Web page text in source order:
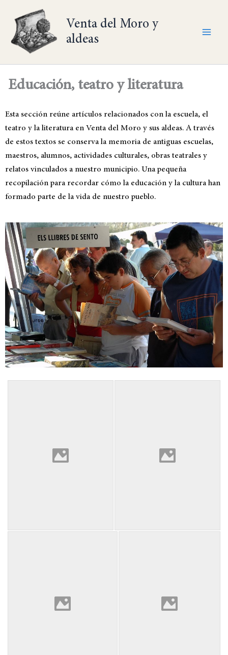
contenido
Venta del Moro y
aldeas
Educación, teatro y literatura
Esta sección reúne artículos relacionados con la escuela, el
teatro y la literatura en Venta del Moro y sus aldeas. A través
de estos textos se conserva la memoria de antiguas escuelas,
maestros, alumnos, actividades culturales, obras teatrales y
relatos vinculados a nuestro municipio. Una pequeña
recopilación para recordar cómo la educación y la cultura han
formado parte de la vida de nuestro pueblo.